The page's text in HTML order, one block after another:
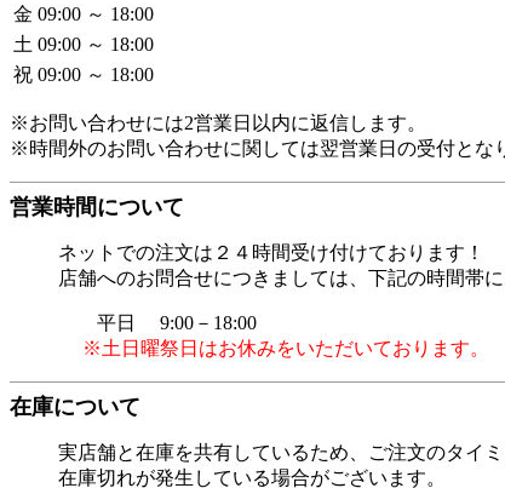
金 09:00 ～ 18:00
土 09:00 ～ 18:00
祝 09:00 ～ 18:00
※お問い合わせには2営業日以内に返信します。
※時間外のお問い合わせに関しては翌営業日の受付とな
営業時間について
ネットでの注文は２４時間受け付けております！
店舗へのお問合せにつきましては、下記の時間帯に
平日 9:00－18:00
※土日曜祭日はお休みをいただいております。
在庫について
実店舗と在庫を共有しているため、ご注文のタイミ
在庫切れが発生している場合がございます。